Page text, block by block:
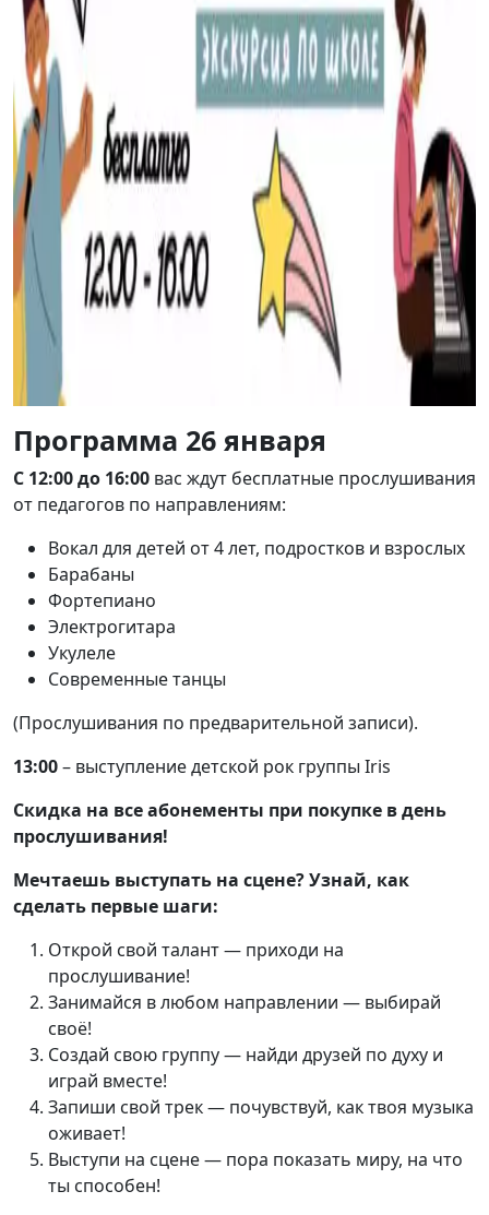
Программа 26 января
С 12:00 до 16:00 вас ждут бесплатные прослушивания
от педагогов по направлениям:
Вокал для детей от 4 лет, подростков и взрослых
Барабаны
Фортепиано
Электрогитара
Укулеле
Современные танцы
(Прослушивания по предварительной записи).
13:00– выступление детской рок группы Iris
Скидка на все абонементы при покупке в день
прослушивания!
Мечтаешь выступать на сцене? Узнай, как
сделать первые шаги:
Открой свой талант — приходи на
прослушивание!
Занимайся в любом направлении — выбирай
своё!
Создай свою группу — найди друзей по духу и
играй вместе!
Запиши свой трек — почувствуй, как твоя музыка
оживает!
Выступи на сцене — пора показать миру, на что
ты способен!